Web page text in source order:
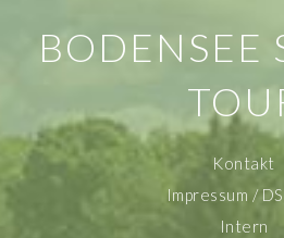
BODENSEE
Kontakt
Impressum /
Intern